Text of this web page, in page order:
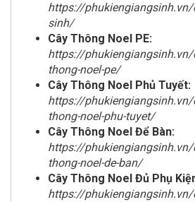
https://phukiengiangsinh.vn/
sinh/
Cây Thông Noel PE:
https://
thong-noel-pe/
Cây Thông Noel Phủ Tuyết:
https://
thong-noel-phu-tuyet/
Cây Thông Noel Để Bàn:
https://
thong-noel-de-ban/
Cây Thông Noel Đủ Phụ
https://